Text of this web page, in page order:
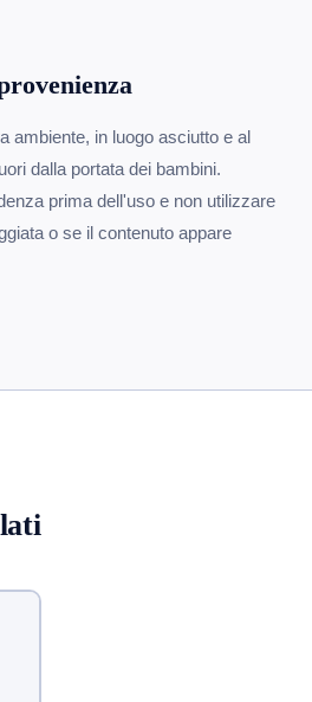
ambiente, in luogo asciutto e al
dalla portata dei bambini.
prima dell'uso e non utilizzare
o se il contenuto appare